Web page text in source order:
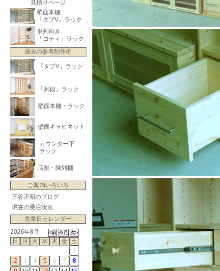
見積りページ
壁面本棚
「タブV」ラック
単列向き
「コティ」ラック
過去の参考制作例
「タブV」ラック
「列段」ラック
壁面本棚・ラック
壁面キャビネット
カウンター下
ラック
店舗・陳列棚
ご案内いろいろ
三谷正昭のブログ
現在の受注状況
営業日カレンダー
2026年8月
日
月 火 水 木 金
土
1
2
3 4 5 6 7
8